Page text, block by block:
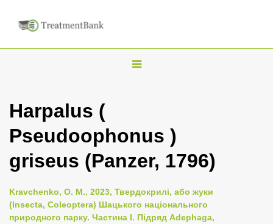
T
l
n
v
i
Harpalus (
Pseudoophonus )
griseus (Panzer, 1796)
Kravchenko, O. M., 2023, Твердокрилі, або жуки
(Insecta, Coleoptera) Шацького національного
природного парку. Частина I. Підряд Adephaga,